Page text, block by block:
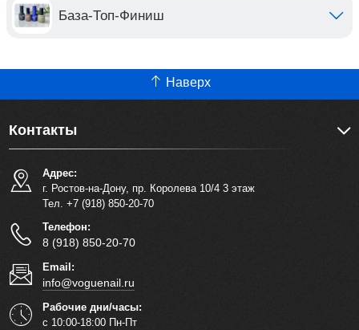
База-Топ-Финиш
Наверх
Контакты
Адрес:
г. Ростов-на-Дону, пр. Королева 10/4 3 этаж
Тел. +7 (918) 850-20-70
Телефон:
8 (918) 850-20-70
Email:
info@voguenail.ru
Рабочие дни/часы:
с 10:00-18:00 Пн-Пт